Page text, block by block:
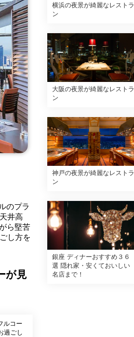
のプラ
井高
ら堅苦
し方を
が見
ルコー
横浜の夜景が綺麗なレストラ
ン
大阪の夜景が綺麗なレストラ
ン
神戸の夜景が綺麗なレストラ
ン
銀座 ディナーおすすめ３６
選 隠れ家・安くておいしい
名店まで！